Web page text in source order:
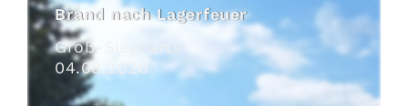
Brand nach Lagerfeuer
Groß-Siegharts
04.08.2026